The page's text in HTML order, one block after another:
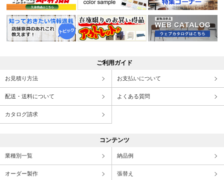
ご利用ガイド
お見積り方法 お支払いについて
配送・送料について よくある質問
カタログ請求
コンテンツ
業種別一覧 納品例
オーダー製作 張替え